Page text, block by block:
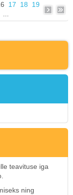
17 18
19
teavituse iga
ning